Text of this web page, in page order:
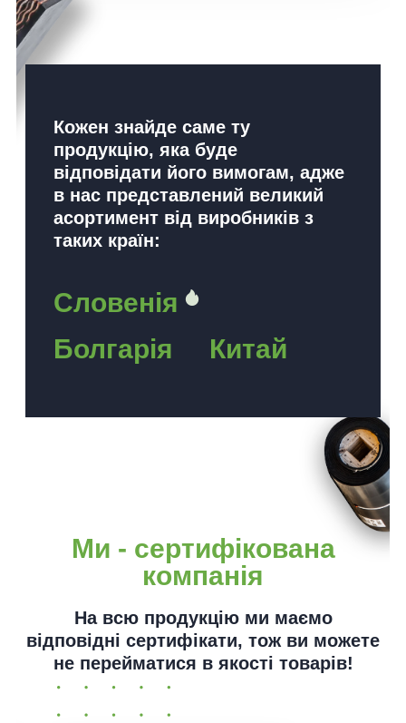
Кожен знайде саме ту
продукцію, яка буде
відповідати його вимогам, адже
в нас представлений великий
асортимент від виробників з
таких країн:
Словенія
Болгарія
Китай
Ми - сертифікована
компанія
На всю продукцію ми маємо
відповідні сертифікати, тож ви можете
не перейматися в якості товарів!